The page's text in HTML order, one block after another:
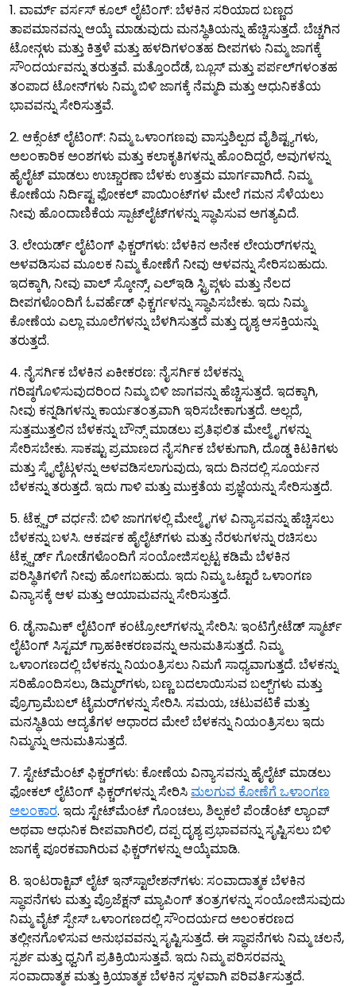
1. ವಾರ್ಮ್ ವರ್ಸಸ್ ಕೂಲ್ ಲೈಟಿಂಗ್: ಬೆಳಕಿನ ಸರಿಯಾದ ಬಣ್ಣದ
ತಾಪಮಾನವನ್ನು ಆಯ್ಕೆ ಮಾಡುವುದು ಮನಸ್ಥಿತಿಯನ್ನು ಹೆಚ್ಚಿಸುತ್ತದೆ. ಬೆಚ್ಚಗಿನ
ಟೋನ್ಗಳು ಮತ್ತು ಕಿತ್ತಳೆ ಮತ್ತು ಹಳದಿಗಳಂತಹ ದೀಪಗಳು ನಿಮ್ಮ ಜಾಗಕ್ಕೆ
ಸೌಂದರ್ಯವನ್ನು ತರುತ್ತವೆ. ಮತ್ತೊಂದೆಡೆ, ಬ್ಲೂಸ್ ಮತ್ತು ಪರ್ಪಲ್‌ಗಳಂತಹ
ತಂಪಾದ ಟೋನ್‌ಗಳು ನಿಮ್ಮ ಬಿಳಿ ಜಾಗಕ್ಕೆ ನೆಮ್ಮದಿ ಮತ್ತು ಆಧುನಿಕತೆಯ
ಭಾವವನ್ನು ಸೇರಿಸುತ್ತವೆ.
2. ಆಕ್ಸೆಂಟ್ ಲೈಟಿಂಗ್: ನಿಮ್ಮ ಒಳಾಂಗಣವು ವಾಸ್ತುಶಿಲ್ಪದ ವೈಶಿಷ್ಟ್ಯಗಳು,
ಅಲಂಕಾರಿಕ ಅಂಶಗಳು ಮತ್ತು ಕಲಾಕೃತಿಗಳನ್ನು ಹೊಂದಿದ್ದರೆ, ಅವುಗಳನ್ನು
ಹೈಲೈಟ್ ಮಾಡಲು ಉಚ್ಚಾರಣಾ ಬೆಳಕು ಉತ್ತಮ ಮಾರ್ಗವಾಗಿದೆ. ನಿಮ್ಮ
ಕೋಣೆಯ ನಿರ್ದಿಷ್ಟ ಫೋಕಲ್ ಪಾಯಿಂಟ್‌ಗಳ ಮೇಲೆ ಗಮನ ಸೆಳೆಯಲು
ನೀವು ಹೊಂದಾಣಿಕೆಯ ಸ್ಪಾಟ್‌ಲೈಟ್‌ಗಳನ್ನು ಸ್ಥಾಪಿಸುವ ಅಗತ್ಯವಿದೆ.
3. ಲೇಯರ್ಡ್ ಲೈಟಿಂಗ್ ಫಿಕ್ಚರ್‌ಗಳು: ಬೆಳಕಿನ ಅನೇಕ ಲೇಯರ್‌ಗಳನ್ನು
ಅಳವಡಿಸುವ ಮೂಲಕ ನಿಮ್ಮ ಕೋಣೆಗೆ ನೀವು ಆಳವನ್ನು ಸೇರಿಸಬಹುದು.
ಇದಕ್ಕಾಗಿ, ನೀವು ವಾಲ್ ಸ್ಕೋನ್ಸ್, ಎಲ್ಇಡಿ ಸ್ಟ್ರಿಪ್ಗಳು ಮತ್ತು ನೆಲದ
ದೀಪಗಳೊಂದಿಗೆ ಓವರ್ಹೆಡ್ ಫಿಕ್ಚರ್ಗಳನ್ನು ಸ್ಥಾಪಿಸಬೇಕು. ಇದು ನಿಮ್ಮ
ಕೋಣೆಯ ಎಲ್ಲಾ ಮೂಲೆಗಳನ್ನು ಬೆಳಗಿಸುತ್ತದೆ ಮತ್ತು ದೃಶ್ಯ ಆಸಕ್ತಿಯನ್ನು
ತರುತ್ತದೆ.
4. ನೈಸರ್ಗಿಕ ಬೆಳಕಿನ ಏಕೀಕರಣ: ನೈಸರ್ಗಿಕ ಬೆಳಕನ್ನು
ಗರಿಷ್ಠಗೊಳಿಸುವುದರಿಂದ ನಿಮ್ಮ ಬಿಳಿ ಜಾಗವನ್ನು ಹೆಚ್ಚಿಸುತ್ತದೆ. ಇದಕ್ಕಾಗಿ,
ನೀವು ಕನ್ನಡಿಗಳನ್ನು ಕಾರ್ಯತಂತ್ರವಾಗಿ ಇರಿಸಬೇಕಾಗುತ್ತದೆ. ಅಲ್ಲದೆ,
ಸುತ್ತಮುತ್ತಲಿನ ಬೆಳಕನ್ನು ಬೌನ್ಸ್ ಮಾಡಲು ಪ್ರತಿಫಲಿತ ಮೇಲ್ಮೈಗಳನ್ನು
ಸೇರಿಸಬೇಕು. ಸಾಕಷ್ಟು ಪ್ರಮಾಣದ ನೈಸರ್ಗಿಕ ಬೆಳಕುಗಾಗಿ, ದೊಡ್ಡ ಕಿಟಕಿಗಳು
ಮತ್ತು ಸ್ಕೈಲೈಟ್ಗಳನ್ನು ಅಳವಡಿಸಲಾಗುವುದು, ಇದು ದಿನದಲ್ಲಿ ಸೂರ್ಯನ
ಬೆಳಕನ್ನು ತರುತ್ತದೆ. ಇದು ಗಾಳಿ ಮತ್ತು ಮುಕ್ತತೆಯ ಪ್ರಜ್ಞೆಯನ್ನು ಸೇರಿಸುತ್ತದೆ.
5. ಟೆಕ್ಸ್ಚರ್ ವರ್ಧನೆ: ಬಿಳಿ ಜಾಗಗಳಲ್ಲಿ ಮೇಲ್ಮೈಗಳ ವಿನ್ಯಾಸವನ್ನು ಹೆಚ್ಚಿಸಲು
ಬೆಳಕನ್ನು ಬಳಸಿ. ಆಕರ್ಷಕ ಹೈಲೈಟ್‌ಗಳು ಮತ್ತು ನೆರಳುಗಳನ್ನು ರಚಿಸಲು
ಟೆಕ್ಸ್ಚರ್ಡ್ ಗೋಡೆಗಳೊಂದಿಗೆ ಸಂಯೋಜಿಸಲ್ಪಟ್ಟ ಕಡಿಮೆ ಬೆಳಕಿನ
ಪರಿಸ್ಥಿತಿಗಳಿಗೆ ನೀವು ಹೋಗಬಹುದು. ಇದು ನಿಮ್ಮ ಒಟ್ಟಾರೆ ಒಳಾಂಗಣ
ವಿನ್ಯಾಸಕ್ಕೆ ಆಳ ಮತ್ತು ಆಯಾಮವನ್ನು ಸೇರಿಸುತ್ತದೆ.
6. ಡೈನಾಮಿಕ್ ಲೈಟಿಂಗ್ ಕಂಟ್ರೋಲ್‌ಗಳನ್ನು ಸೇರಿಸಿ: ಇಂಟಿಗ್ರೇಟೆಡ್ ಸ್ಮಾರ್ಟ್
ಲೈಟಿಂಗ್ ಸಿಸ್ಟಮ್ ಗ್ರಾಹಕೀಕರಣವನ್ನು ಅನುಮತಿಸುತ್ತದೆ. ನಿಮ್ಮ
ಒಳಾಂಗಣದಲ್ಲಿ ಬೆಳಕನ್ನು ನಿಯಂತ್ರಿಸಲು ನಿಮಗೆ ಸಾಧ್ಯವಾಗುತ್ತದೆ. ಬೆಳಕನ್ನು
ಸರಿಹೊಂದಿಸಲು, ಡಿಮ್ಮರ್‌ಗಳು, ಬಣ್ಣ ಬದಲಾಯಿಸುವ ಬಲ್ಬ್‌ಗಳು ಮತ್ತು
ಪ್ರೊಗ್ರಾಮೆಬಲ್ ಟೈಮರ್‌ಗಳನ್ನು ಸೇರಿಸಿ. ಸಮಯ, ಚಟುವಟಿಕೆ ಮತ್ತು
ಮನಸ್ಥಿತಿಯ ಆದ್ಯತೆಗಳ ಆಧಾರದ ಮೇಲೆ ಬೆಳಕನ್ನು ನಿಯಂತ್ರಿಸಲು ಇದು
ನಿಮ್ಮನ್ನು ಅನುಮತಿಸುತ್ತದೆ.
7. ಸ್ಟೇಟ್‌ಮೆಂಟ್ ಫಿಕ್ಚರ್‌ಗಳು: ಕೋಣೆಯ ವಿನ್ಯಾಸವನ್ನು ಹೈಲೈಟ್ ಮಾಡಲು
ಫೋಕಲ್ ಲೈಟಿಂಗ್ ಫಿಕ್ಚರ್‌ಗಳನ್ನು ಸೇರಿಸಿಮಲಗುವ ಕೋಣೆಗೆ ಒಳಾಂಗಣ
ಅಲಂಕಾರ. ಇದು ಸ್ಟೇಟ್‌ಮೆಂಟ್ ಗೊಂಚಲು, ಶಿಲ್ಪಕಲೆ ಪೆಂಡೆಂಟ್ ಲ್ಯಾಂಪ್
ಅಥವಾ ಆಧುನಿಕ ದೀಪವಾಗಿರಲಿ, ದಪ್ಪ ದೃಶ್ಯ ಪ್ರಭಾವವನ್ನು ಸೃಷ್ಟಿಸಲು ಬಿಳಿ
ಜಾಗಕ್ಕೆ ಪೂರಕವಾಗಿರುವ ಫಿಕ್ಚರ್‌ಗಳನ್ನು ಆಯ್ಕೆಮಾಡಿ.
8. ಇಂಟರಾಕ್ಟಿವ್ ಲೈಟ್ ಇನ್‌ಸ್ಟಾಲೇಶನ್‌ಗಳು: ಸಂವಾದಾತ್ಮಕ ಬೆಳಕಿನ
ಸ್ಥಾಪನೆಗಳು ಮತ್ತು ಪ್ರೊಜೆಕ್ಷನ್ ಮ್ಯಾಪಿಂಗ್ ತಂತ್ರಗಳನ್ನು ಸಂಯೋಜಿಸುವುದು
ನಿಮ್ಮ ವೈಟ್ ಸ್ಪೇಸ್ ಒಳಾಂಗಣದಲ್ಲಿ ಸೌಂದರ್ಯದ ಅಲಂಕರಣದ
ತಲ್ಲೀನಗೊಳಿಸುವ ಅನುಭವವನ್ನು ಸೃಷ್ಟಿಸುತ್ತದೆ. ಈ ಸ್ಥಾಪನೆಗಳು ನಿಮ್ಮ ಚಲನೆ,
ಸ್ಪರ್ಶ ಮತ್ತು ಧ್ವನಿಗೆ ಪ್ರತಿಕ್ರಿಯಿಸುತ್ತವೆ. ಇದು ನಿಮ್ಮ ಪರಿಸರವನ್ನು
ಸಂವಾದಾತ್ಮಕ ಮತ್ತು ಕ್ರಿಯಾತ್ಮಕ ಬೆಳಕಿನ ಸ್ಥಳವಾಗಿ ಪರಿವರ್ತಿಸುತ್ತದೆ.